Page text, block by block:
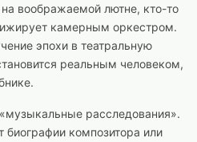
воображаемой лютне, кто-то
камерным оркестром.
эпохи в театральную
реальным человеком,
расследования».
биографии композитора или